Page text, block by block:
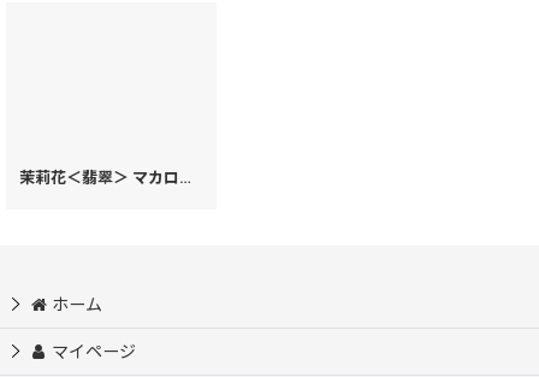
茉莉花＜翡翠＞ マカロンポーチ［t］
ホーム
マイページ